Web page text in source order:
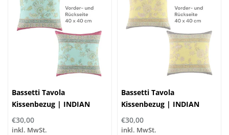
Bassetti Tavola
Kissenbezug | INDIAN
ROSES T1 turchese
€30,00
inkl. MwSt.
Bassetti Tavola
Kissenbezug | INDIAN
ROSES Y1 sonne | 100%
Baumwolle
€30,00
inkl. MwSt.